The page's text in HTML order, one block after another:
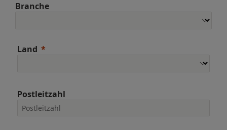
Branche
Land
Postleitzahl